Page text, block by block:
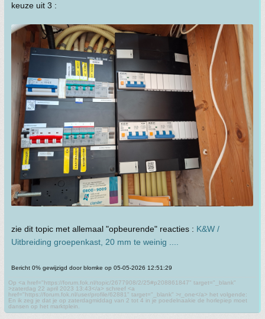
keuze uit 3 :
zie dit topic met allemaal "opbeurende" reacties : K&W /
Uitbreiding groepenkast, 20 mm te weinig ....
Bericht 0% gewijzigd door blomke op 05-05-2026 12:51:29
Op <a href="https://forum.fok.nl/topic/2677908/2/25#p208861847" target="_blank"
>zaterdag 22 april 2023 13:43</a> schreef <a
href="https://forum.fok.nl/user/profile/62881" target="_blank" >r_one</a> het volgende:
En ik zeg je dat je op zaterdagmiddag van 2 tot 4 in je poedelnaakie de horlepiep moet
dansen op het marktplein.